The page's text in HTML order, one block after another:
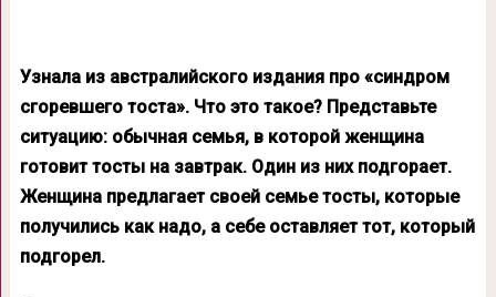
Узнала из австралийского издания про «синдром
сгоревшего тоста». Что это такое? Представьте
ситуацию: обычная семья, в которой женщина
готовит тосты на завтрак. Один из них подгорает.
Женщина предлагает своей семье тосты, которые
получились как надо, а себе оставляет тот, который
подгорел.